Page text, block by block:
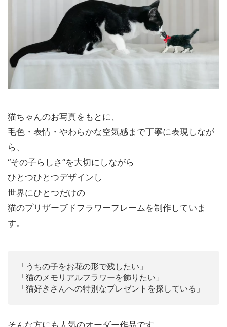
猫ちゃんのお写真をもとに、
毛色・表情・やわらかな空気感まで丁寧に表現しなが
ら、
“その子らしさ”を大切にしながら
ひとつひとつデザインし
世界にひとつだけの
猫のプリザーブドフラワーフレームを制作していま
す。
「うちの子をお花の形で残したい」
「猫のメモリアルフラワーを飾りたい」
「猫好きさんへの特別なプレゼントを探している」